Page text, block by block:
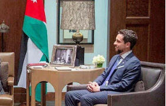
بعد
لوغانسك..
عين